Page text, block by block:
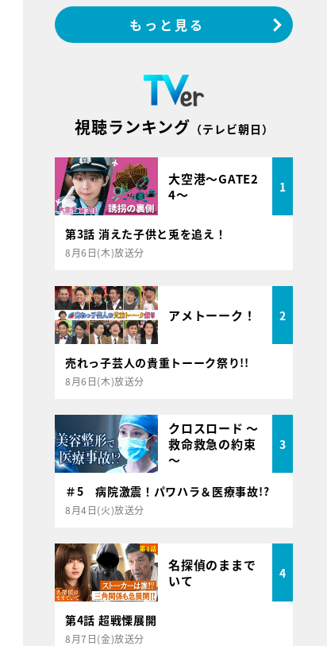
もっと見る
視聴ランキング （テレビ朝日）
大空港～GATE2
4～
1
第3話 消えた子供と兎を追え！
8月6日(木)放送分
アメトーーク！ 2
売れっ子芸人の貴重トーーク祭り!!
8月6日(木)放送分
クロスロード ～
救命救急の約束
～
3
＃5 病院激震！パワハラ＆医療事故!?
8月4日(火)放送分
名探偵のままで
いて
4
第4話 超戦慄展開
8月7日(金)放送分